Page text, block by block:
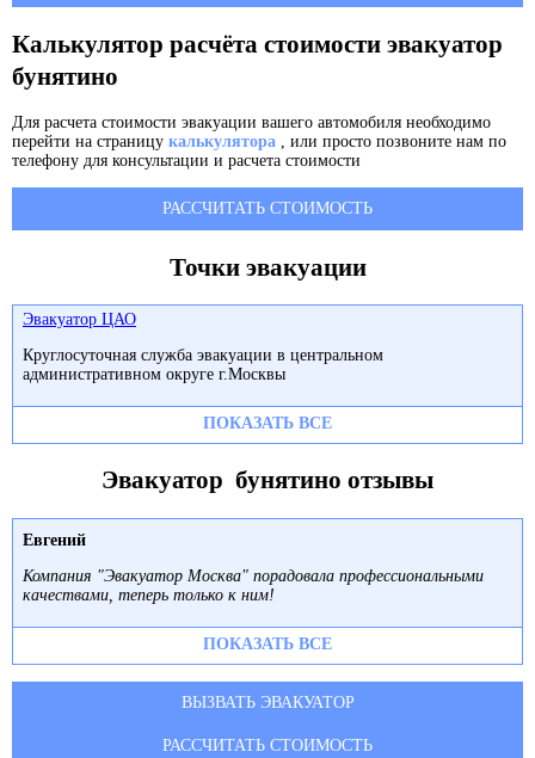
Калькулятор расчёта стоимости эвакуатор
бунятино
Для расчета стоимости эвакуации вашего автомобиля необходимо
перейти на страницу калькулятора , или просто позвоните нам по
телефону для консультации и расчета стоимости
РАССЧИТАТЬ СТОИМОСТЬ
Точки эвакуации
Эвакуатор ЦАО
Круглосуточная служба эвакуации в центральном
административном округе г.Москвы
ПОКАЗАТЬ ВСЕ
Эвакуатор бунятино отзывы
Евгений
Компания "Эвакуатор Москва" порадовала профессиональными
качествами, теперь только к ним!
ПОКАЗАТЬ ВСЕ
ВЫЗВАТЬ ЭВАКУАТОР
РАССЧИТАТЬ СТОИМОСТЬ